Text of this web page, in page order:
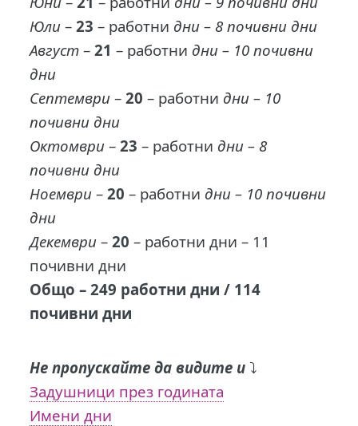
Юли –23– работни дни – 8 почивни дни
Август –21 – работни дни – 10 почивни
дни
Септември –20 – работни дни – 10
почивни дни
Октомври –23 – работни дни – 8
почивни дни
Ноември –20 – работни дни – 10 почивни
дни
Декември –20 – работни дни – 11
почивни дни
Общо – 249 работни дни / 114
почивни дни
Не пропускайте да видите и ⤵️
Задушници през годината
Имени дни